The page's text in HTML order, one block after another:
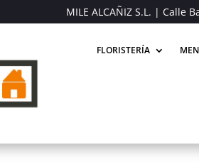
MILE ALCAÑIZ S.L. | Calle
FLORISTERÍA